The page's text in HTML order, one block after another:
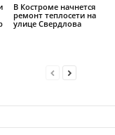
В Костроме начнется
ремонт теплосети на
улице Свердлова